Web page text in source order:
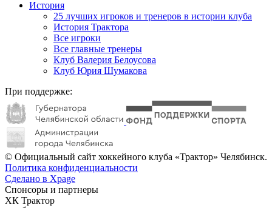
История
25 лучших игроков и тренеров в истории клуба
История Трактора
Все игроки
Все главные тренеры
Клуб Валерия Белоусова
Клуб Юрия Шумакова
При поддержке:
© Официальный сайт хоккейного клуба «Трактор» Челябинск.
Политика конфиденциальности
Сделано в Xpage
Спонсоры и партнеры
ХК Трактор